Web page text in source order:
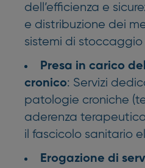
dell’efficienza e
e distribuzione dei
sistemi di
Presa in carico
cronico: Servizi
patologie croniche
aderenza
il fascicolo sanitario
Erogazione di